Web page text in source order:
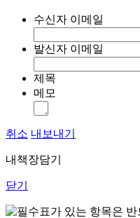
수신자 이메일
발신자 이메일
제목
메모
취소 내보내기
내책장담기
닫기
표가 있는 항목은